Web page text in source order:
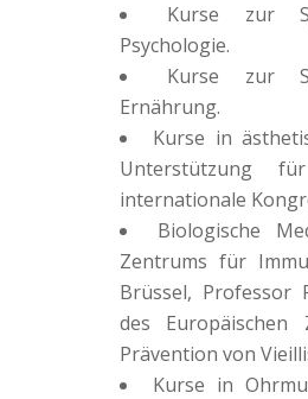
Kurse zur
Psychologie.
Kurse zur
Ernährung.
Kurse in
Unterstützung
internationale
Biologische
Zentrums für
Brüssel, Professor
des
Prävention von
Kurse in